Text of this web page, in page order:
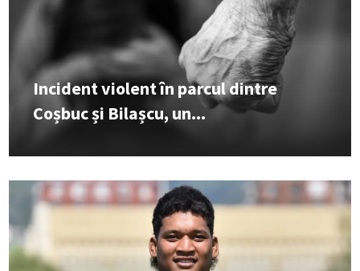
Incident violent în parcul dintre
Coșbuc și Bilașcu, un...